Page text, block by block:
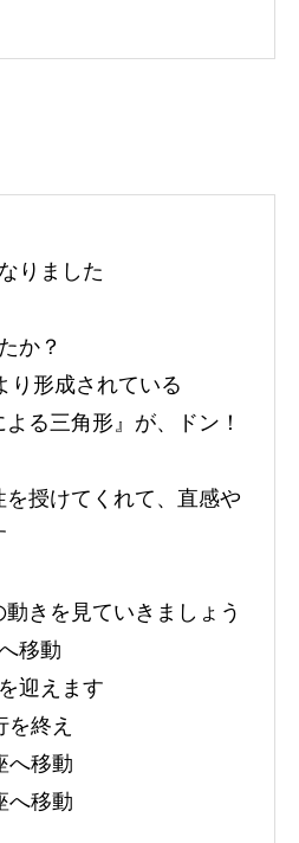
りました
か？
り形成されている
よる三角形』が、ドン！
授けてくれて、直感や
きを見ていきましょう
移動
迎えます
終え
へ移動
へ移動